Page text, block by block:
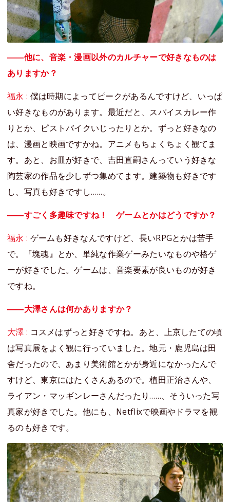
――他に、音楽・漫画以外のカルチャーで好きなものは
ありますか？
福永 : 僕は時期によってピークがあるんですけど、いっぱ
い好きなものがあります。最近だと、スパイスカレー作
りとか、ピストバイクいじったりとか。ずっと好きなの
は、漫画と映画ですかね。アニメもちょくちょく観てま
す。あと、お皿が好きで、吉田直嗣さんっていう好きな
陶芸家の作品を少しずつ集めてます。建築物も好きです
し、写真も好きですし……。
――すごく多趣味ですね！ ゲームとかはどうですか？
福永 : ゲームも好きなんですけど、長いRPGとかは苦手
で。『塊魂』とか、単純な作業ゲーみたいなものや格ゲ
ーが好きでした。ゲームは、音楽要素が良いものが好き
ですね。
――大澤さんは何かありますか？
大澤 : コスメはずっと好きですね。あと、上京したての頃
は写真展をよく観に行っていました。地元・鹿児島は田
舎だったので、あまり美術館とかが身近になかったんで
すけど、東京にはたくさんあるので。植田正治さんや、
ライアン・マッギンレーさんだったり……、そういった写
真家が好きでした。他にも、Netflixで映画やドラマを観
るのも好きです。